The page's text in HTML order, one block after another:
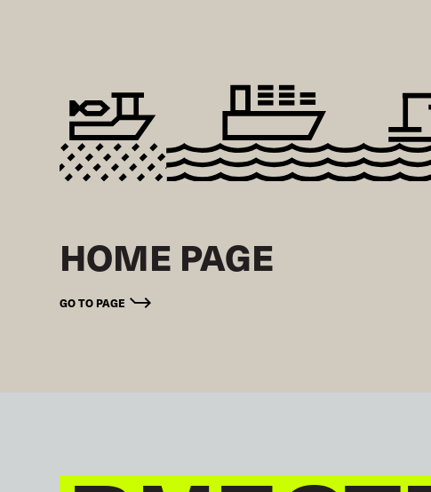
HOME PAGE
GO TO PAGE